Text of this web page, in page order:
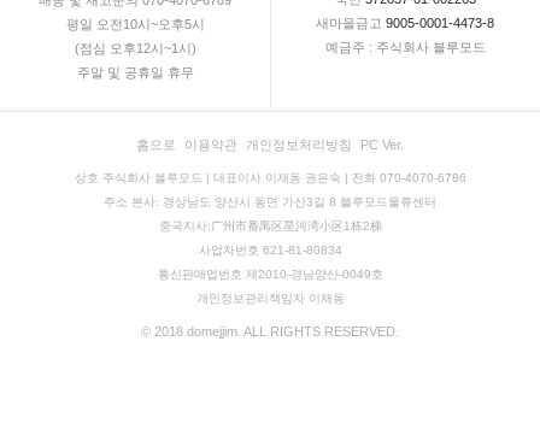
평일 오전10시~오후5시
(점심 오후12시~1시)
주말 및 공휴일 휴무
새마을금고 9005-0001-4473-8
예금주 : 주식회사 블루모드
홈으로 이용약관 개인정보처리방침 PC Ver.
상호 주식회사 블루모드 | 대표이사 이재동 권은숙 | 전화 070-4070-6786
주소 본사: 경상남도 양산시 동면 가산3길 8 블루모드물류센터
중국지사:广州市番禺区星河湾小区1栋2梯
사업자번호 621-81-80834
통신판매업번호 제2010-경남양산-0049호
개인정보관리책임자 이재동
© 2018 domejjim. ALL RIGHTS RESERVED.